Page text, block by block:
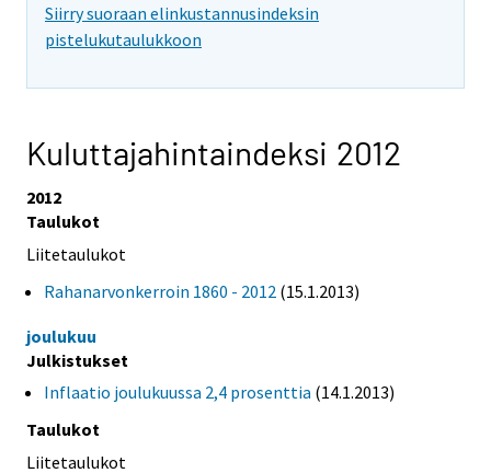
Siirry suoraan elinkustannusindeksin
pistelukutaulukkoon
Kuluttajahintaindeksi 2012
2012
Taulukot
Liitetaulukot
Rahanarvonkerroin 1860 - 2012 (15.1.2013)
joulukuu
Julkistukset
Inflaatio joulukuussa 2,4 prosenttia (14.1.2013)
Taulukot
Liitetaulukot